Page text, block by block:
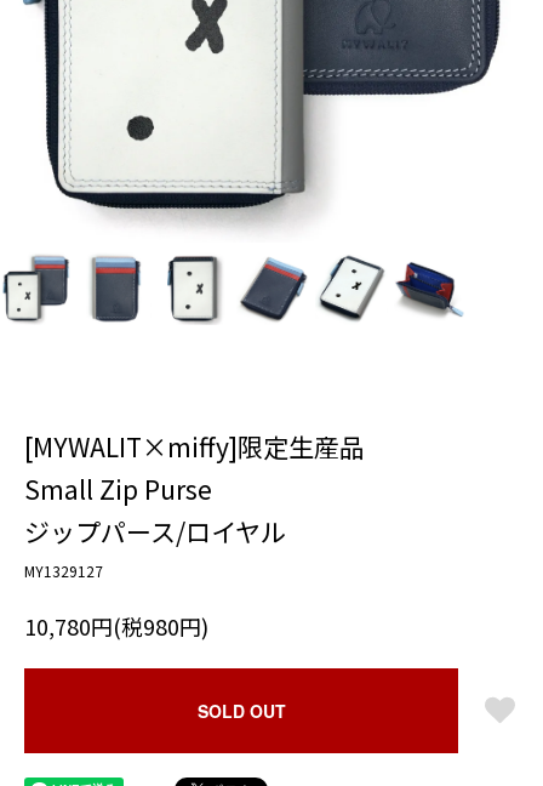
[MYWALIT×miffy]限定生産品
Small Zip Purse
ジップパース/ロイヤル
MY1329127
10,780円(税980円)
SOLD OUT